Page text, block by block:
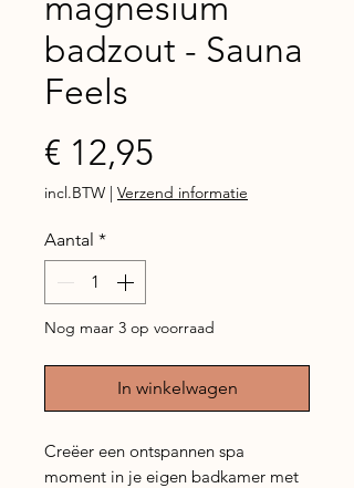
badzout - Sauna
Feels
€ 12,95
incl.BTW | Verzend informatie
Aantal *
Nog maar 3 op voorraad
In winkelwagen
Creëer een ontspannen spa
moment in je eigen badkamer met